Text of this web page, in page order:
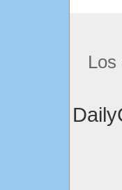
Los